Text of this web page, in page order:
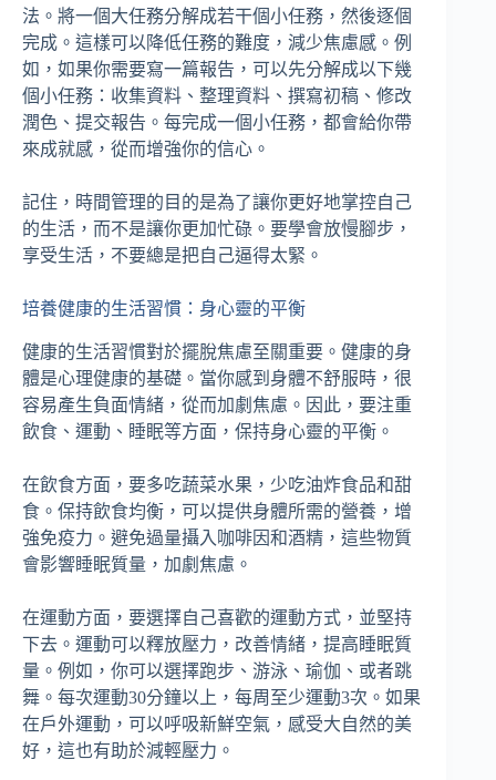
法。將一個大任務分解成若干個小任務，然後逐個
完成。這樣可以降低任務的難度，減少焦慮感。例
如，如果你需要寫一篇報告，可以先分解成以下幾
個小任務：收集資料、整理資料、撰寫初稿、修改
潤色、提交報告。每完成一個小任務，都會給你帶
來成就感，從而增強你的信心。
記住，時間管理的目的是為了讓你更好地掌控自己
的生活，而不是讓你更加忙碌。要學會放慢腳步，
享受生活，不要總是把自己逼得太緊。
培養健康的生活習慣：身心靈的平衡
健康的生活習慣對於擺脫焦慮至關重要。健康的身
體是心理健康的基礎。當你感到身體不舒服時，很
容易產生負面情緒，從而加劇焦慮。因此，要注重
飲食、運動、睡眠等方面，保持身心靈的平衡。
在飲食方面，要多吃蔬菜水果，少吃油炸食品和甜
食。保持飲食均衡，可以提供身體所需的營養，增
強免疫力。避免過量攝入咖啡因和酒精，這些物質
會影響睡眠質量，加劇焦慮。
在運動方面，要選擇自己喜歡的運動方式，並堅持
下去。運動可以釋放壓力，改善情緒，提高睡眠質
量。例如，你可以選擇跑步、游泳、瑜伽、或者跳
舞。每次運動30分鐘以上，每周至少運動3次。如果
在戶外運動，可以呼吸新鮮空氣，感受大自然的美
好，這也有助於減輕壓力。